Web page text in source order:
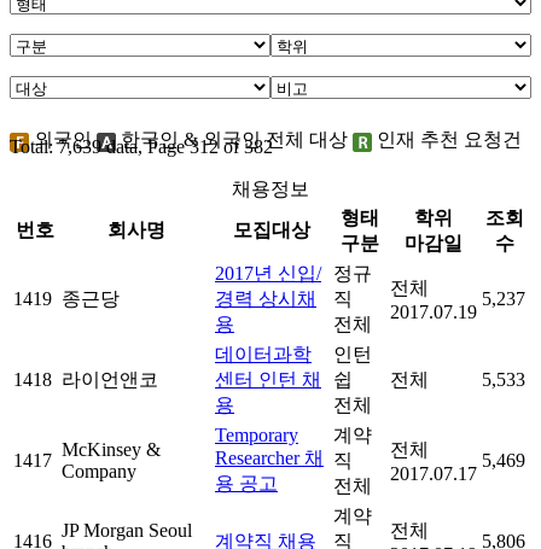
외국인 한국인 & 외국인 전체 대상 인재 추천 요청건
Total: 7,639 data, Page 312 of 382
채용정보
번호
회사명 모집대상
형태
구분
학위
마감일
조회
수
1419 종근당
2017년 신입/
경력 상시채
용
정규
직
전체
전체
2017.07.19
5,237
1418 라이언앤코
데이터과학
센터 인턴 채
용
인턴
쉽
전체
전체 5,533
1417
McKinsey &
Company
Temporary
Researcher 채
용 공고
계약
직
전체
전체
2017.07.17
5,469
1416
JP Morgan Seoul
계약직 채용
계약
직
전체
5,806